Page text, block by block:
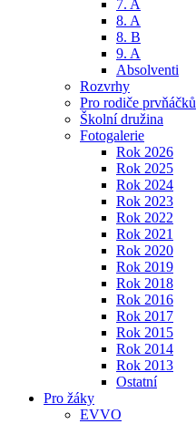
7. A
8. A
8. B
9. A
Absolventi
Rozvrhy
Pro rodiče prvňáčků
Školní družina
Fotogalerie
Rok 2026
Rok 2025
Rok 2024
Rok 2023
Rok 2022
Rok 2021
Rok 2020
Rok 2019
Rok 2018
Rok 2016
Rok 2017
Rok 2015
Rok 2014
Rok 2013
Ostatní
Pro žáky
EVVO